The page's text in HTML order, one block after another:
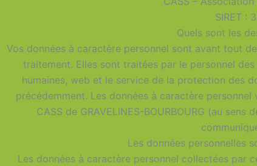
SIRET :
Quels sont les
Vos données à caractère personnel sont avant tout
traitement. Elles sont traitées par le personnel
humaines, web et le service de la protection des
précédemment. Les données à caractère
CASS de GRAVELINES-BOURBOURG (au
Les données personnelles
Les données à caractère personnel collectées par